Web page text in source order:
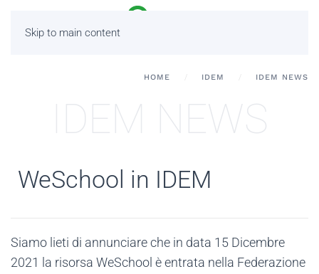
Skip to main content
HOME IDEM IDEM NEWS
IDEM NEWS
WeSchool in IDEM
Siamo lieti di annunciare che in data 15 Dicembre
2021 la risorsa WeSchool è entrata nella Federazione